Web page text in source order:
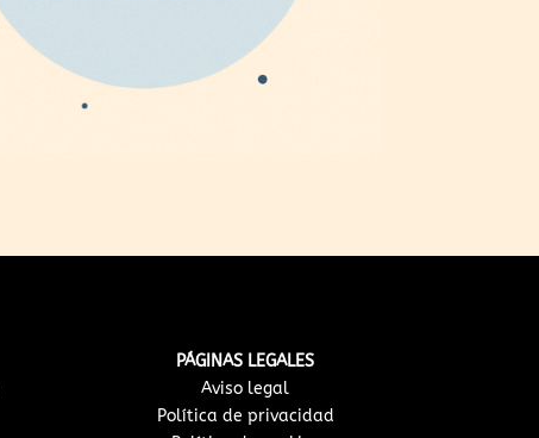
PÁGINAS LEGALES
Aviso legal
Política de privacidad